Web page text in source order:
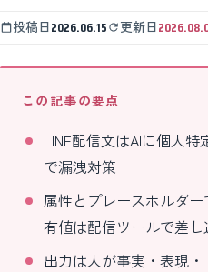
投稿日2026.06.15 更新日
この記事の要点
LINE配信文はAIに個人
で漏洩対策
属性とプレースホルダ
有値は配信ツールで差し
出力は人が事実・表現